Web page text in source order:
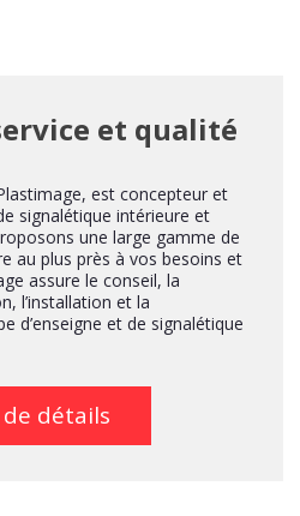
et qualité
est concepteur et
signalétique intérieure et
une large gamme de
au plus près à vos besoins et
assure le conseil, la
l’installation et la
d’enseigne et de signalétique
de détails